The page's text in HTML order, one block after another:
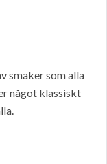
smaker som alla
något klassiskt